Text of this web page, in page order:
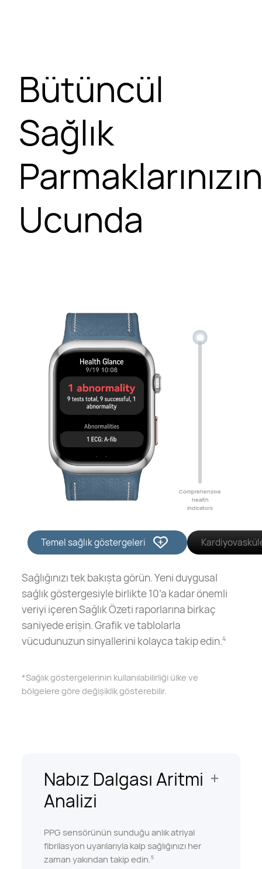
Bütüncül
Sağlık
Ucunda
Comprehensive
health
indicators
Temel sağlık göstergeleri
Sağlığınızı tek bakışta görün. Yeni duygusal
sağlık göstergesiyle birlikte 10’a kadar önemli
veriyi içeren Sağlık Özeti raporlarına birkaç
saniyede erişin. Grafik ve tablolarla
vücudunuzun sinyallerini kolayca takip edin.4
*Sağlık göstergelerinin kullanılabilirliği ülke ve
bölgelere göre değişiklik gösterebilir.
Nabız Dalgası Aritmi
Analizi
PPG sensörünün sunduğu anlık atriyal
fibrilasyon uyarılarıyla kalp sağlığınızı her
zaman yakından takip edin.5